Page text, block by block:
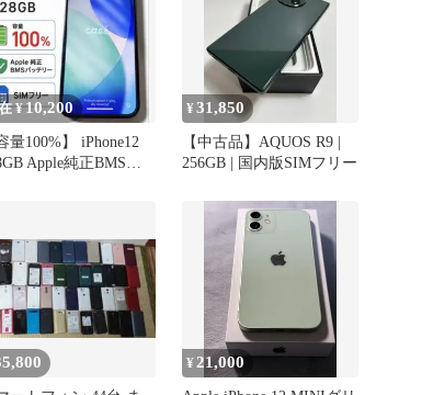
¥10,200
量100%】 iPhone12
Apple純正BMSバ
¥31,850
【中古品】AQUOS R9 |
256GB | 国内版SIMフリー
¥ 21,000